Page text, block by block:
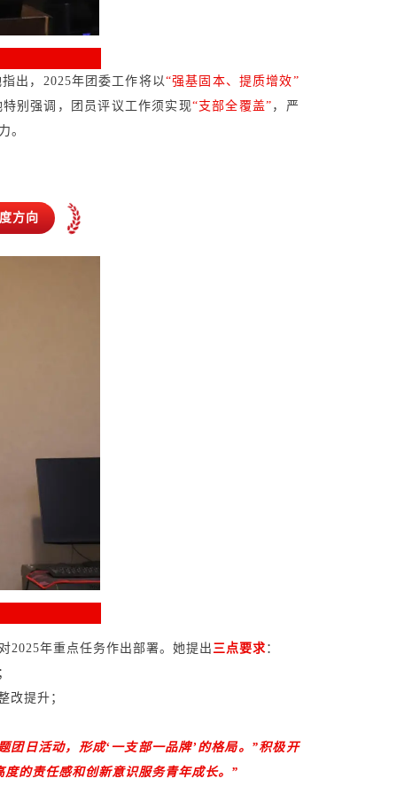
出，2025年团委工作将以“强基固本、提质增效”
别强调，团员评议工作须实现“支部全覆盖” ，严
。
方向
2025年重点任务作出部署。她提出 三点要求 ：
改提升；
日活动，形成‘一支部一品牌’的格局。”积极开
的责任感和创新意识服务青年成长。”